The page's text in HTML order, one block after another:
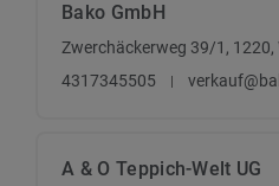
Bako GmbH
Zwerchäckerweg 39/1, 1220,
4317345505
A & O Teppich-Welt UG